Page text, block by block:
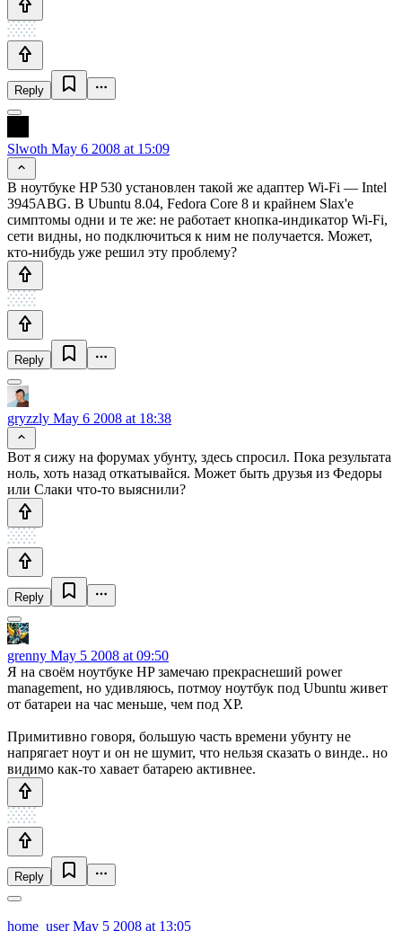
Reply
Slwoth May 6 2008 at 15:09
В ноутбуке HP 530 установлен такой же адаптер Wi-Fi — Intel
3945ABG. В Ubuntu 8.04, Fedora Core 8 и крайнем Slax'е
симптомы одни и те же: не работает кнопка-индикатор Wi-Fi,
сети видны, но подключиться к ним не получается. Может,
кто-нибудь уже решил эту проблему?
Reply
gryzzly May 6 2008 at 18:38
Вот я сижу на форумах убунту, здесь спросил. Пока результата
ноль, хоть назад откатывайся. Может быть друзья из Федоры
или Слаки что-то выяснили?
Reply
grenny May 5 2008 at 09:50
Я на своём ноутбуке HP замечаю прекраснеший power
management, но удивляюсь, потмоу ноутбук под Ubuntu живет
от батареи на час меньше, чем под XP.
Примитивно говоря, большую часть времени убунту не
напрягает ноут и он не шумит, что нельзя сказать о винде.. но
видимо как-то хавает батарею активнее.
Reply
home_userMay 5 2008 at 13:05